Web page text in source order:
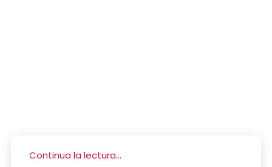
Continua la lectura...